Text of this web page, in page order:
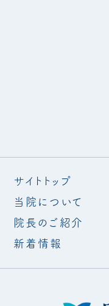
サイトトップ
当院について
院長のご紹介
新着情報